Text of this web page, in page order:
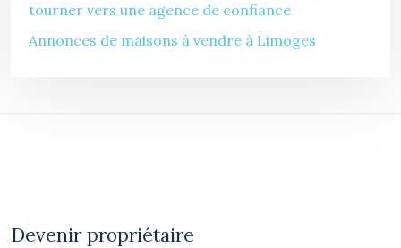
tourner vers une agence de confiance
Annonces de maisons à vendre à Limoges
Devenir propriétaire